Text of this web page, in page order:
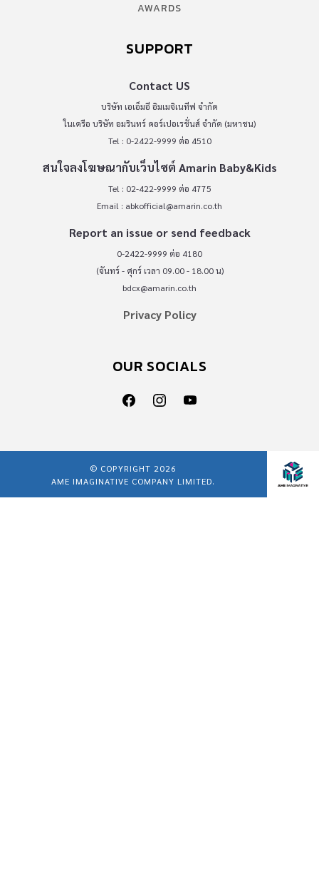
AWARDS
SUPPORT
Contact US
บริษัท เอเอ็มอี อิมเมจิเนทีฟ จำกัด
ในเครือ บริษัท อมรินทร์ คอร์เปอเรชั่นส์ จำกัด (มหาชน)
Tel : 0-2422-9999 ต่อ 4510
สนใจลงโฆษณากับเว็บไซต์ Amarin Baby&Kids
Tel : 02-422-9999 ต่อ 4775
Email : abkofficial@amarin.co.th
Report an issue or send feedback
0-2422-9999 ต่อ 4180
(จันทร์ - ศุกร์ เวลา 09.00 - 18.00 น)
bdcx@amarin.co.th
Privacy Policy
OUR SOCIALS
© COPYRIGHT 2026
AME IMAGINATIVE COMPANY LIMITED.